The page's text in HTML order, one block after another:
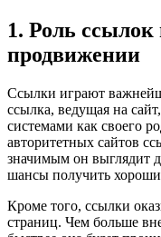
1. Роль
продвижении
Ссылки играют
ссылка, ведущая на
системами как своего
авторитетных сайтов
значимым он выглядит
шансы получить
Кроме того, ссылки
страниц. Чем больше